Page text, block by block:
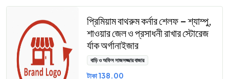
প্রিমিয়াম বাথরুম কর্নার শেলফ – শ্যাম্পু,
শাওয়ার জেল ও প্রসাধনী রাখার স্টোরেজ
র্যাক অর্গানাইজার
বাড়ি ও অফিস সাজসজ্জার বাজার
টাকা 138.00